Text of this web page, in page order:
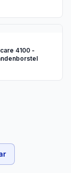
4100 -